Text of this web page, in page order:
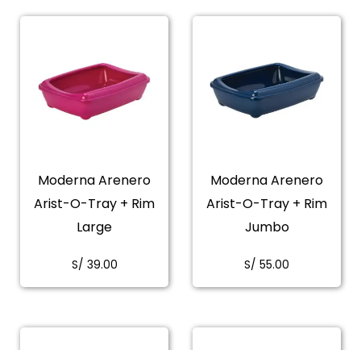
Moderna Arenero
Arist-O-Tray + Rim
Large
S/ 39.00
Moderna Arenero
Arist-O-Tray + Rim
Jumbo
S/ 55.00